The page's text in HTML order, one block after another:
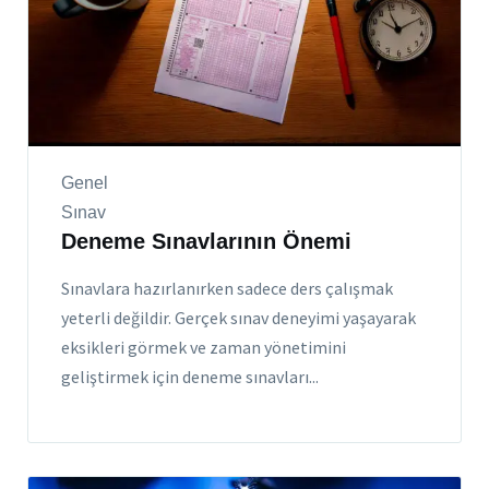
Genel
Sınav
Deneme Sınavlarının Önemi
Sınavlara hazırlanırken sadece ders çalışmak
yeterli değildir. Gerçek sınav deneyimi yaşayarak
eksikleri görmek ve zaman yönetimini
geliştirmek için deneme sınavları...